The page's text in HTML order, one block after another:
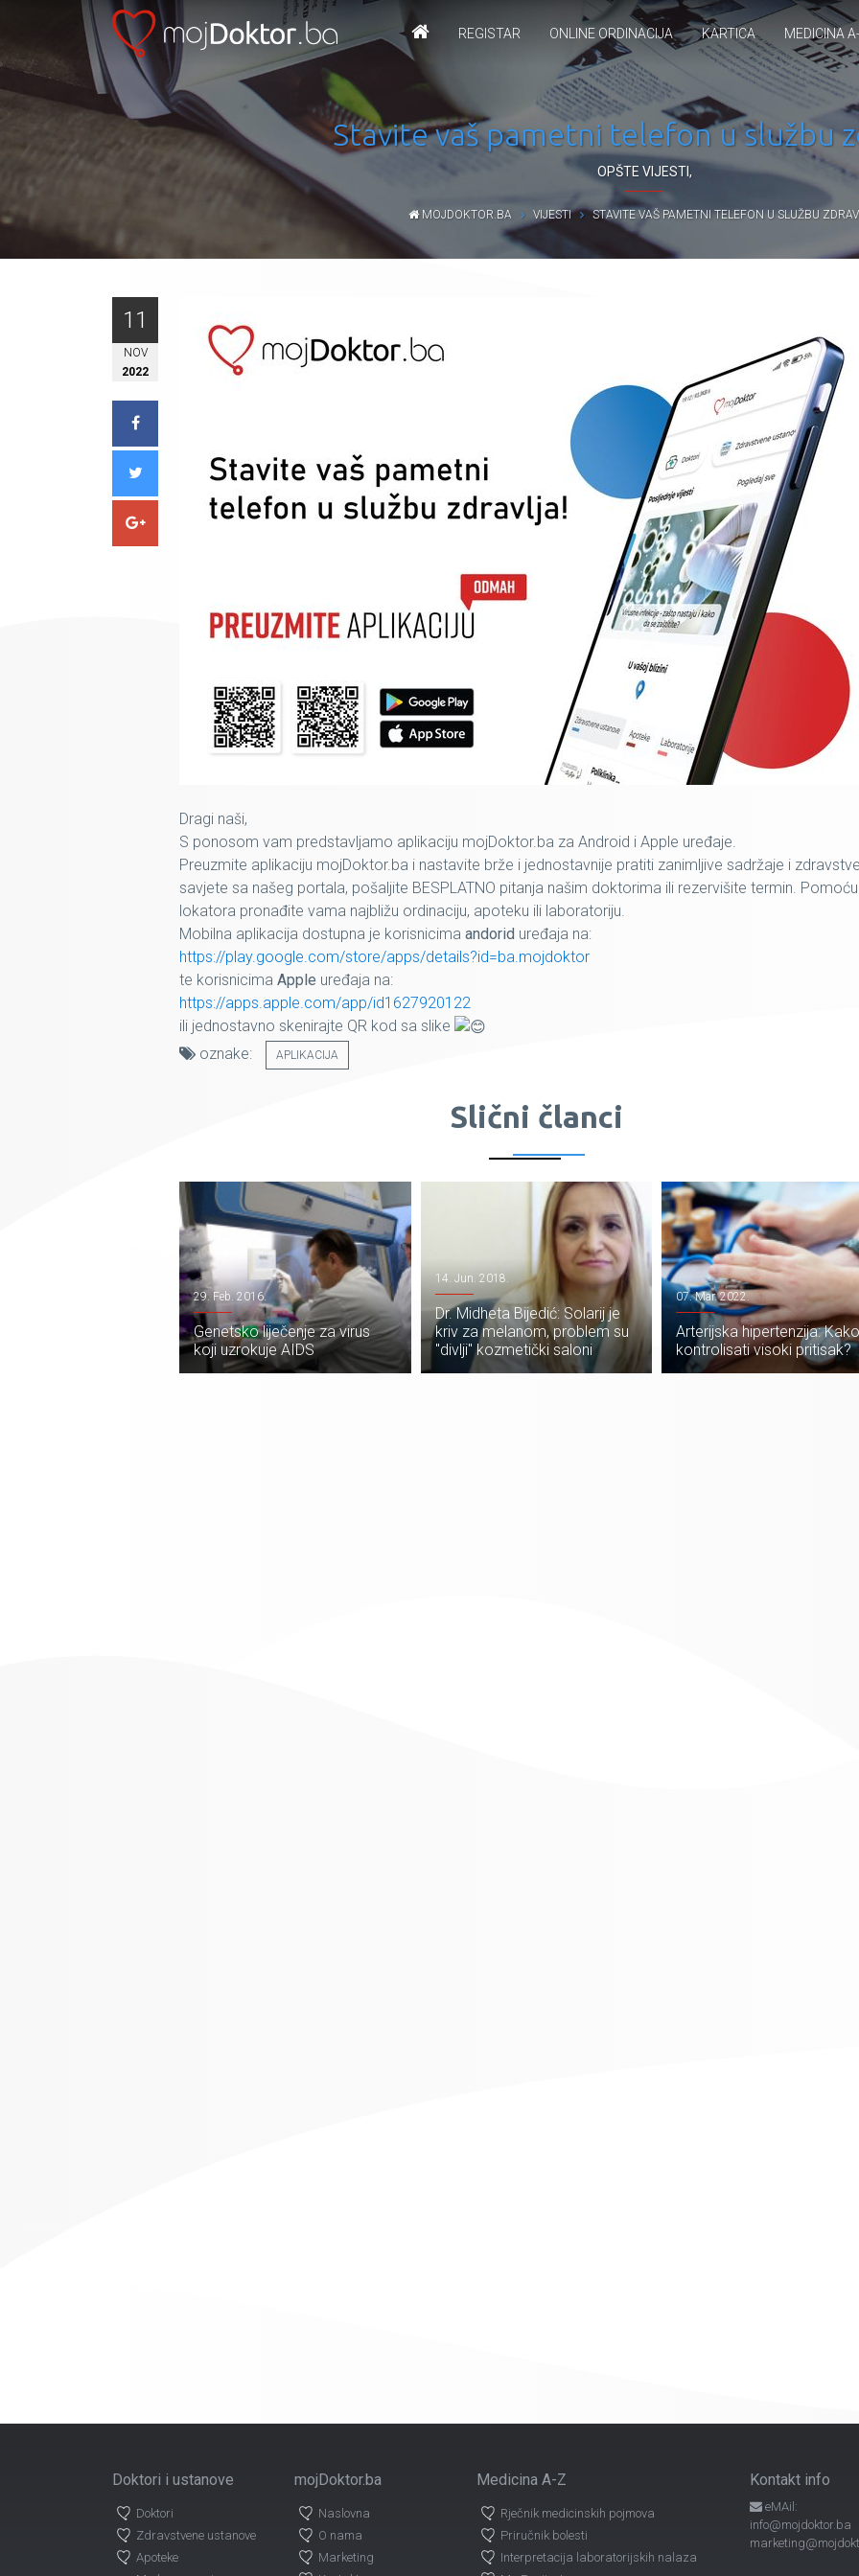
REGISTAR ONLINE ORDINACIJA KARTICA MEDICINA
Stavite vaš pametni telefon u službu
OPŠTE VIJESTI,
MOJDOKTOR.BA VIJESTI STAVITE VAŠ PAMETNI TELEFON U SLUŽBU
11
NOV
2022
Dragi naši,
S ponosom vam predstavljamo aplikaciju mojDoktor.ba za Android i Apple uređaje.
Preuzmite aplikaciju mojDoktor.ba i nastavite brže i jednostavnije pratiti zanimljive sadržaje i
savjete sa našeg portala, pošaljite BESPLATNO pitanja našim doktorima ili rezervišite termin. Pomoću
lokatora pronađite vama najbližu ordinaciju, apoteku ili laboratoriju.
Mobilna aplikacija dostupna je korisnicima andorid uređaja na:
https://play.google.com/store/apps/details?id=ba.mojdoktor
te korisnicima Apple uređaja na:
https://apps.apple.com/app/id1627920122
ili jednostavno skenirajte QR kod sa slike
oznake:
APLIKACIJA
Slični članci
29. Feb. 2016.
Genetsko liječenje za virus
koji uzrokuje AIDS
14. Jun. 2018.
Dr. Midheta Bijedić: Solarij je
kriv za melanom, problem su
"divlji" kozmetički saloni
07. Mar. 2022.
Arterijska hipertenzija:
kontrolisati visoki pritisak?
Doktori i ustanove
Doktori
Zdravstvene ustanove
Apoteke
mojDoktor.ba
Naslovna
O nama
Marketing
Medicina A-Z
Rječnik medicinskih pojmova
Priručnik bolesti
Interpretacija laboratorijskih nalaza
Kontakt info
eMAil:
info@mojdoktor.ba